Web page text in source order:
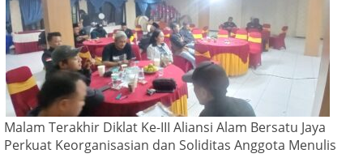
Malam Terakhir Diklat Ke-III Aliansi Alam Bersatu Jaya
Perkuat Keorganisasian dan Soliditas Anggota Menulis